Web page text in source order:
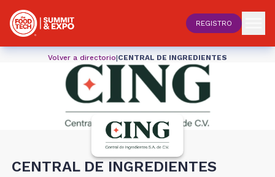
REGISTRO
Volver a directorio|CENTRAL DE INGREDIENTES
CENTRAL DE INGREDIENTES